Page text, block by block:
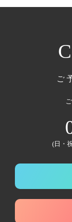
ご
(日・